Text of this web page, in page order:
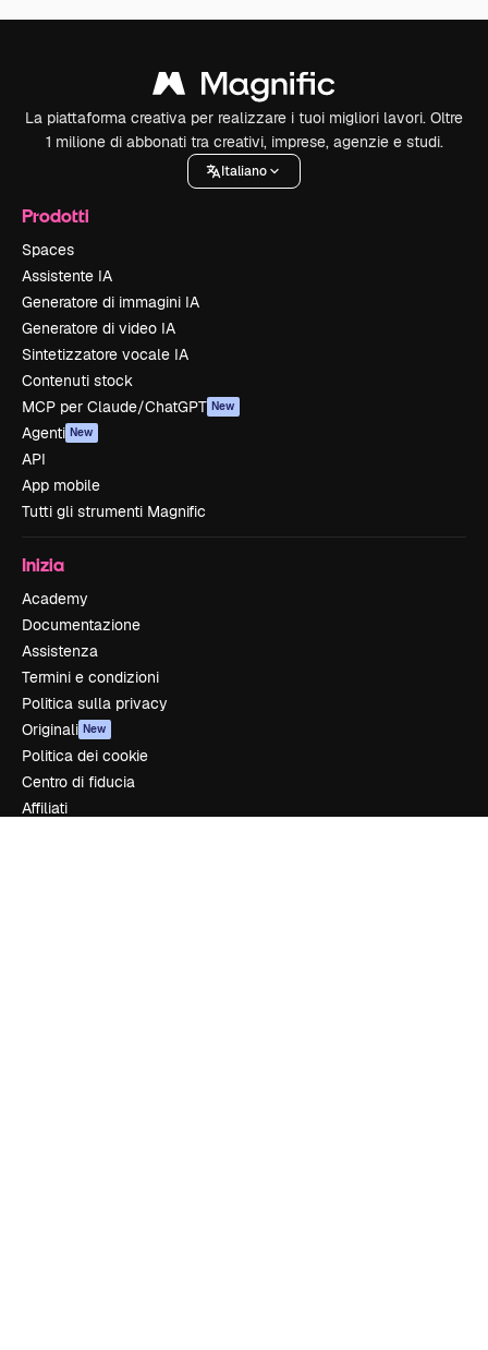
La piattaforma creativa per realizzare i tuoi migliori lavori. Oltre
1 milione di abbonati tra creativi, imprese, agenzie e studi.
Italiano
Prodotti
Spaces
Assistente IA
Generatore di immagini IA
Generatore di video IA
Sintetizzatore vocale IA
Contenuti stock
MCP per Claude/ChatGPT New
Agenti New
API
App mobile
Tutti gli strumenti Magnific
Inizia
Academy
Documentazione
Assistenza
Termini e condizioni
Politica sulla privacy
Originali New
Politica dei cookie
Centro di fiducia
Affiliati